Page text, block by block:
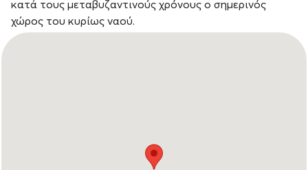
κατά τους μεταβυζαντινούς χρόνους ο σημερινός
χώρος του κυρίως ναού.